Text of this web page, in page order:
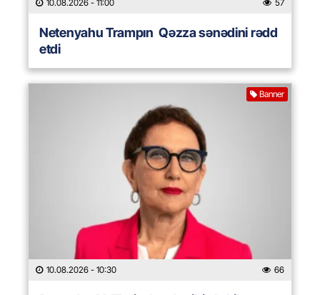
10.08.2026 - 11:00 57
Netenyahu Trampın Qəzza sənədini rədd
etdi
Banner
10.08.2026 - 10:30 66